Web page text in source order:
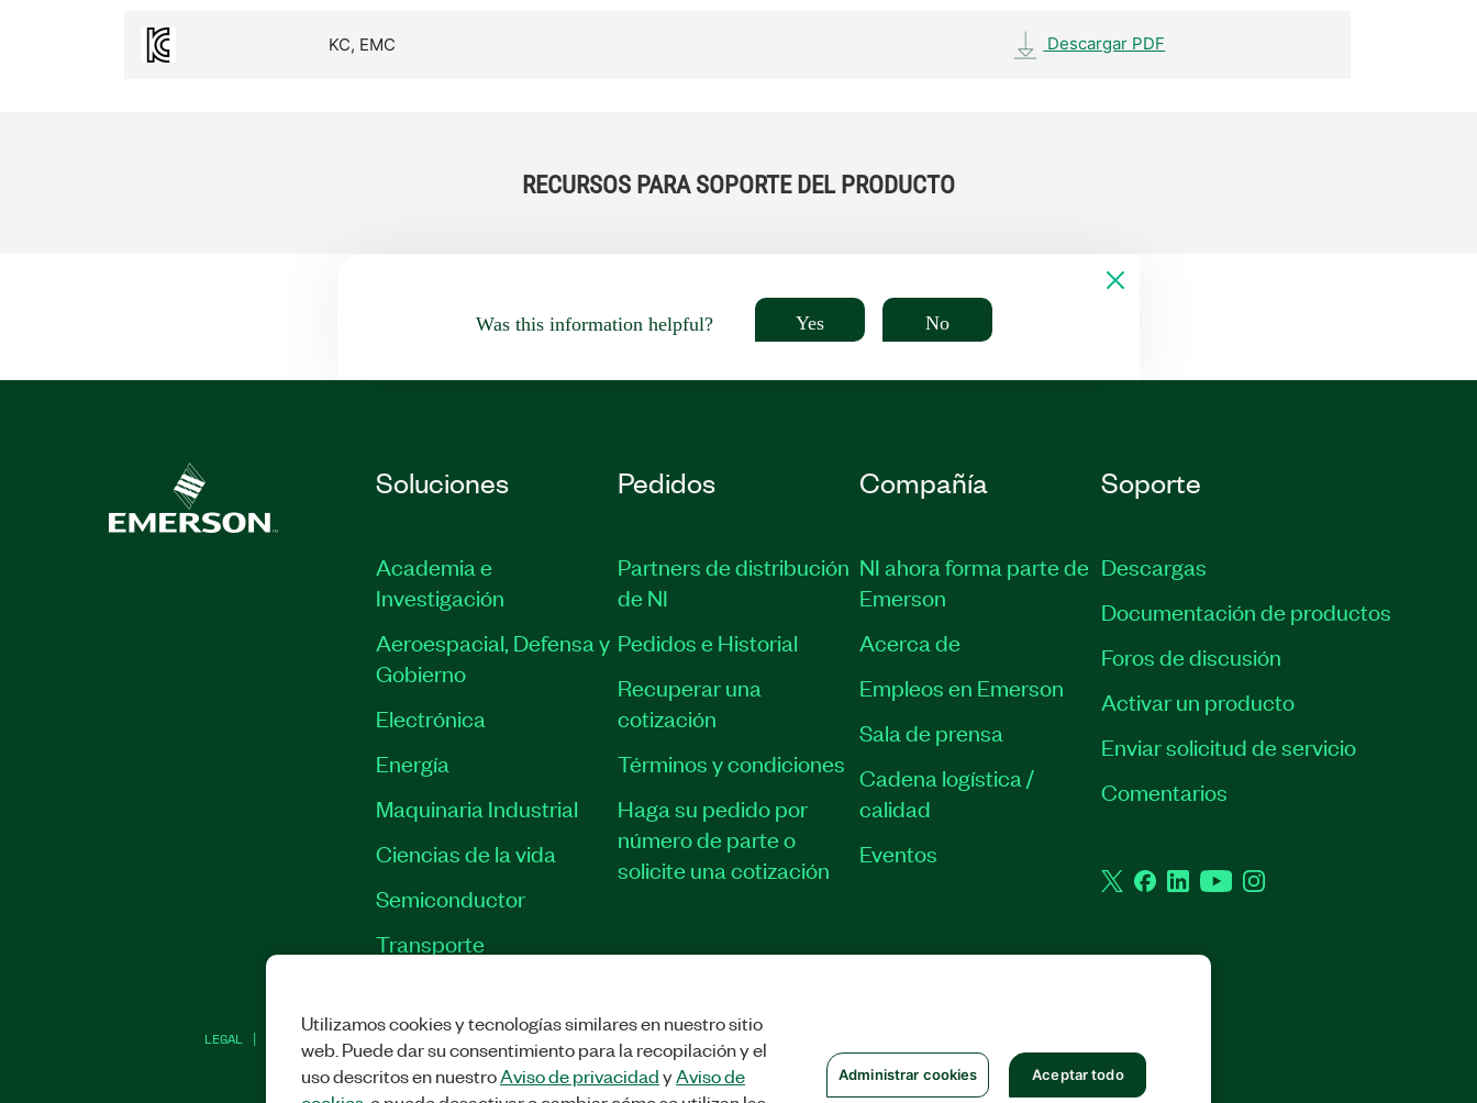
KC, EMC Descargar PDF
RECURSOS PARA SOPORTE DEL PRODUCTO
Was this information helpful? Yes No
Soluciones
Academia e
Investigación
Aeroespacial, Defensa y
Gobierno
Electrónica
Energía
Maquinaria Industrial
Ciencias de la vida
Semiconductor
Transporte
Pedidos
Partners de distribución
de NI
Pedidos e Historial
Recuperar una
cotización
Términos y condiciones
Haga su pedido por
número de parte o
solicite una cotización
Compañía
NI ahora forma parte de
Emerson
Acerca de
Empleos en Emerson
Sala de prensa
Cadena logística /
calidad
Eventos
Soporte
Descargas
Documentación de productos
Foros de discusión
Activar un producto
Enviar solicitud de servicio
Comentarios
TwitterFacebook
LinkedInYouTubeInstagram
LEGAL | ADMINISTRAR COOKIES
Utilizamos cookies y tecnologías similares en nuestro sitio
web. Puede dar su consentimiento para la recopilación y el
uso descritos en nuestroAviso de privacidadyAviso de
Administrar cookies Aceptar todo